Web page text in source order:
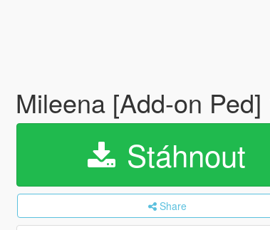
Mileena [Add-on Ped]
Stáhnout
Share